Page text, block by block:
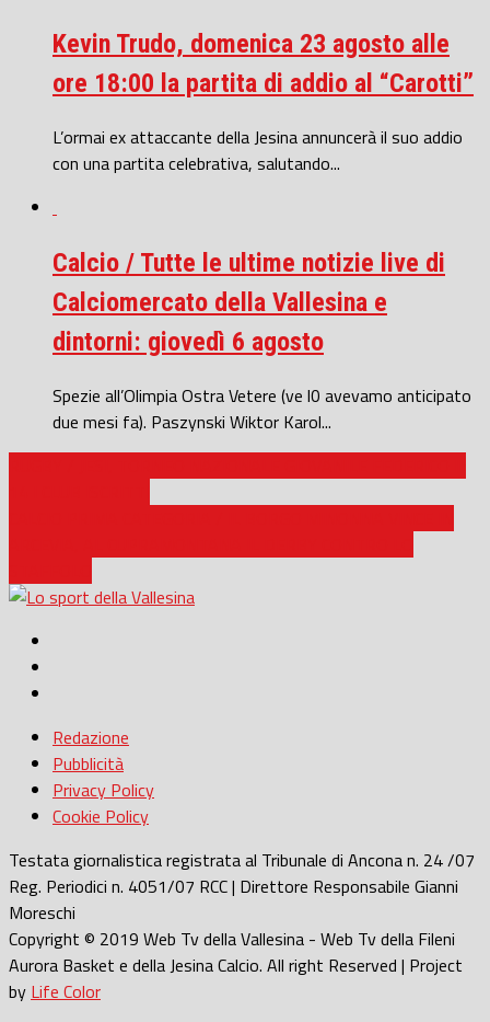
Kevin Trudo, domenica 23 agosto alle
ore 18:00 la partita di addio al “Carotti”
L’ormai ex attaccante della Jesina annuncerà il suo addio
con una partita celebrativa, salutando...
Calcio / Tutte le ultime notizie live di
Calciomercato della Vallesina e
dintorni: giovedì 6 agosto
Spezie all’Olimpia Ostra Vetere (ve l0 avevamo anticipato
due mesi fa). Paszynski Wiktor Karol...
Redazione
Pubblicità
Privacy Policy
Cookie Policy
Testata giornalistica registrata al Tribunale di Ancona n. 24 /07
Reg. Periodici n. 4051/07 RCC | Direttore Responsabile Gianni
Moreschi
Copyright © 2019 Web Tv della Vallesina - Web Tv della Fileni
Aurora Basket e della Jesina Calcio. All right Reserved | Project
by Life Color